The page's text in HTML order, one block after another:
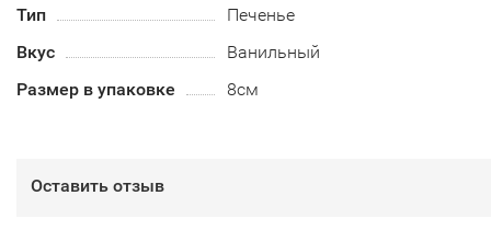
Тип
Печенье
Вкус
Ванильный
Размер в упаковке
8см
Оставить отзыв